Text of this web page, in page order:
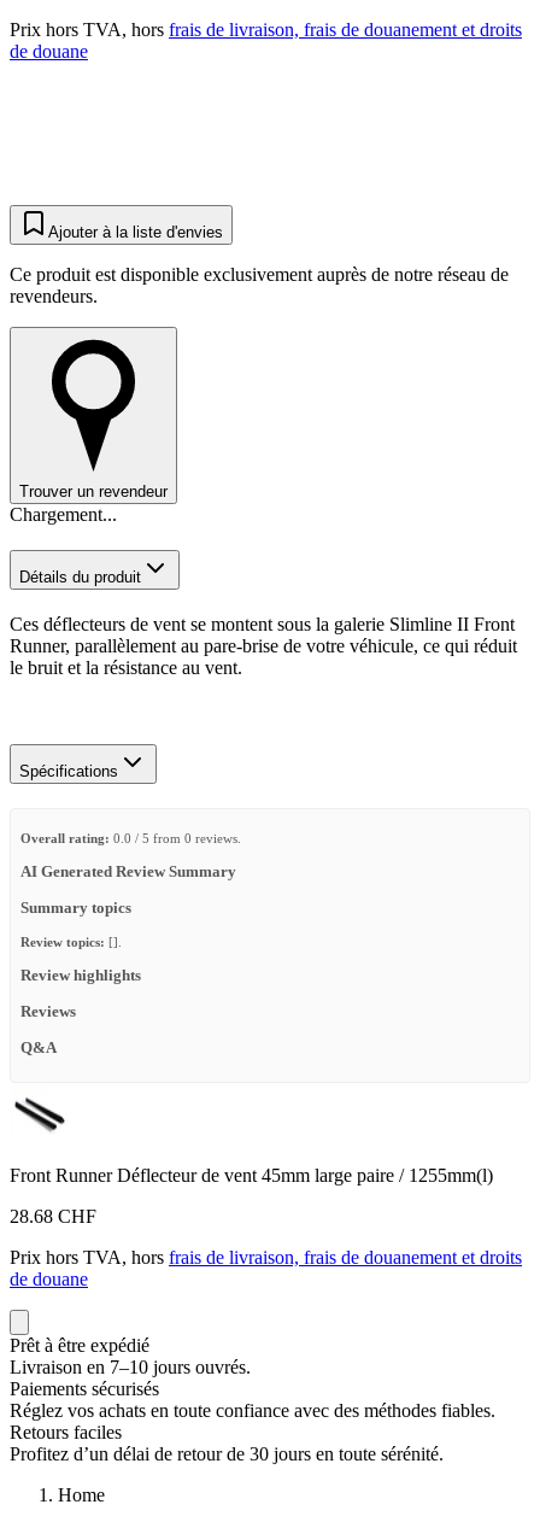
Prix hors TVA, hors frais de livraison, frais de douanement et droits
de douane
Ajouter à la liste d'envies
Ce produit est disponible exclusivement auprès de notre réseau de
revendeurs.
Trouver un revendeur
Chargement...
Détails du produit
Ces déflecteurs de vent se montent sous la galerie Slimline II Front
Runner, parallèlement au pare-brise de votre véhicule, ce qui réduit
le bruit et la résistance au vent.
Spécifications
Overall rating: 0.0 / 5 from 0 reviews.
AI Generated Review Summary
Summary topics
Review topics: [].
Review highlights
Reviews
Q&A
Front Runner Déflecteur de vent 45mm large paire / 1255mm(l)
28.68 CHF
Prix hors TVA, hors frais de livraison, frais de douanement et droits
de douane
Prêt à être expédié
Livraison en 7–10 jours ouvrés.
Paiements sécurisés
Réglez vos achats en toute confiance avec des méthodes fiables.
Retours faciles
Profitez d’un délai de retour de 30 jours en toute sérénité.
Home